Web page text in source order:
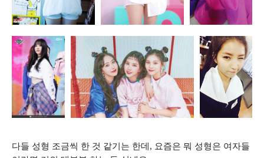
다들 성형 조금씩 한 것 같기는 한데, 요즘은 뭐 성형은 여자들